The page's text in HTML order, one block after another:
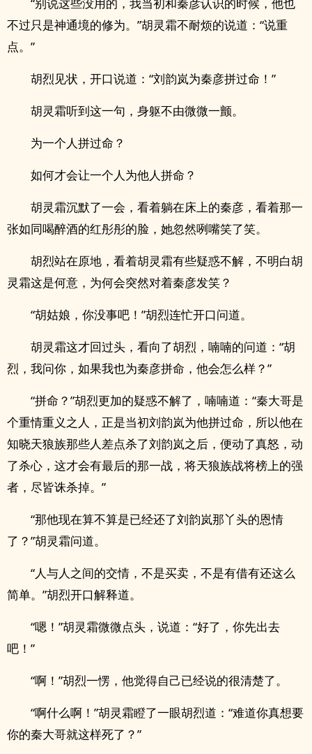
不过只是神通境的修为。”胡灵霜不耐烦的说道：“说重
点。”
胡烈见状，开口说道：“刘韵岚为秦彦拼过命！”
胡灵霜听到这一句，身躯不由微微一颤。
为一个人拼过命？
如何才会让一个人为他人拼命？
胡灵霜沉默了一会，看着躺在床上的秦彦，看着那一
张如同喝醉酒的红彤彤的脸，她忽然咧嘴笑了笑。
胡烈站在原地，看着胡灵霜有些疑惑不解，不明白胡
灵霜这是何意，为何会突然对着秦彦发笑？
“胡姑娘，你没事吧！”胡烈连忙开口问道。
胡灵霜这才回过头，看向了胡烈，喃喃的问道：“胡
烈，我问你，如果我也为秦彦拼命，他会怎么样？”
“拼命？”胡烈更加的疑惑不解了，喃喃道：“秦大哥是
个重情重义之人，正是当初刘韵岚为他拼过命，所以他在
知晓天狼族那些人差点杀了刘韵岚之后，便动了真怒，动
了杀心，这才会有最后的那一战，将天狼族战将榜上的强
者，尽皆诛杀掉。”
“那他现在算不算是已经还了刘韵岚那丫头的恩情
了？”胡灵霜问道。
“人与人之间的交情，不是买卖，不是有借有还这么
简单。”胡烈开口解释道。
“嗯！”胡灵霜微微点头，说道：“好了，你先出去
吧！”
“啊！”胡烈一愣，他觉得自己已经说的很清楚了。
“啊什么啊！”胡灵霜瞪了一眼胡烈道：“难道你真想要
你的秦大哥就这样死了？”